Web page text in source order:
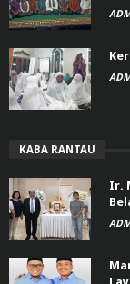
KABA RANTAU
Ir.